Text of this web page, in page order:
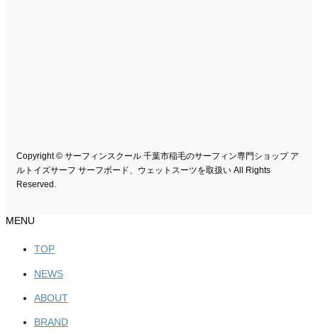
Copyright © サーフィンスクール 千葉市稲毛のサーフィン専門ショップ ア
ルトイズサーフ サーフボード、ウェットスーツを取扱い All Rights
Reserved.
MENU
TOP
NEWS
ABOUT
BRAND